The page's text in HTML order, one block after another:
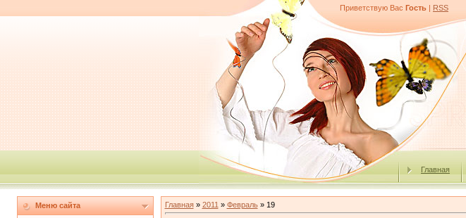
Приветствую Вас Гость | RSS
Главная
Меню сайта Главная» 2011 » Февраль » 19